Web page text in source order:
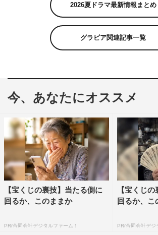
2026夏ドラマ最新情報まとめ
グラビア関連記事一覧
今、あなたにオススメ
【宝くじの裏技】当たる側に
回るか、このままか
PR(合同会社デジタルファーム )
【宝くじ
回るか、こ
PR(合同会社デジ